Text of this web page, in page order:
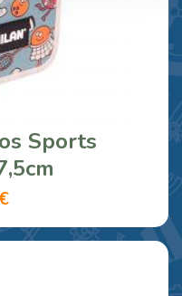
Sports